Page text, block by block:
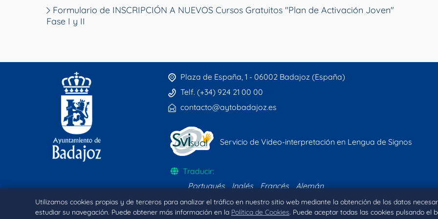
Utilizamos cookies propias y de terceros para analizar el tráfico en nuestro sitio web mediante la obtención de los datos
estudiar su navegación. Puede obtener más información en la Política de Cookies. Puede aceptar todas las cookies pulsando el
Formulario de INSCRIPCIÓN A NUEVOS Cursos Gratuitos "Plan de Activación Joven"
Fase I y II
Plaza de España, 1 - 06002 Badajoz (España)
Telf. (+34) 924 21 00 00
contacto@aytobadajoz.es
Servicio de Video-interpretación en Lengua de Signos
Traducir:
Portugués
Inglés Francés Alemán